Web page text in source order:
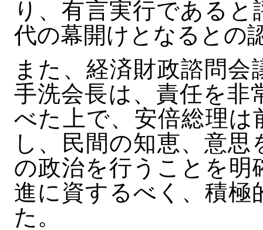
り、有言実行である
代の幕開けとなるとの
また、経済財政諮問
手洗会長は、責任を非
べた上で、安倍総理は
し、民間の知恵、意
の政治を行うことを明
進に資するべく、積極
た。